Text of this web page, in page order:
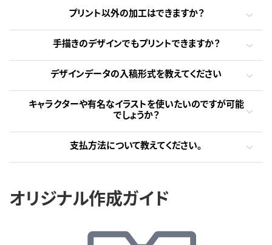
プリント以外の加工はできますか？
手描きのデザインでもプリントできますか？
デザインデータの入稿形式を教えてください
キャラクターや有名なイラストを使いたいのですが可能
でしょうか？
支払方法について教えてください。
オリジナル作成ガイド